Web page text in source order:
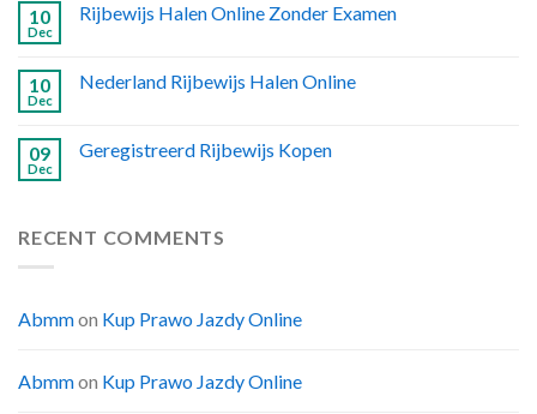
10
Dec
Rijbewijs Halen Online Zonder Examen
10
Dec
Nederland Rijbewijs Halen Online
09
Dec
Geregistreerd Rijbewijs Kopen
RECENT COMMENTS
Abmmon Kup Prawo Jazdy Online
Abmmon Kup Prawo Jazdy Online